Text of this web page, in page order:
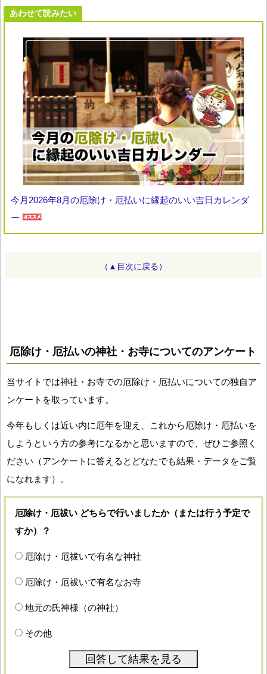
あわせて読みたい
今月2026年8月の厄除け・厄払いに縁起のいい吉日カレンダ
ー
（▲目次に戻る）
厄除け・厄払いの神社・お寺についてのアンケート
当サイトでは神社・お寺での厄除け・厄払いについての独自ア
ンケートを取っています。
今年もしくは近い内に厄年を迎え、これから厄除け・厄払いを
しようという方の参考になるかと思いますので、ぜひご参照く
ださい（アンケートに答えるとどなたでも結果・データをご覧
になれます）。
厄除け・厄祓い どちらで行いましたか（または行う予定で
すか）？
厄除け・厄祓いで有名な神社
厄除け・厄祓いで有名なお寺
地元の氏神様（の神社）
その他